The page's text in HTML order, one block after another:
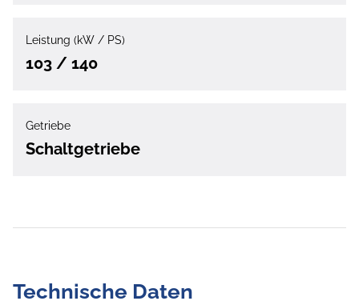
Leistung (kW / PS)
103 / 140
Getriebe
Schaltgetriebe
Technische Daten